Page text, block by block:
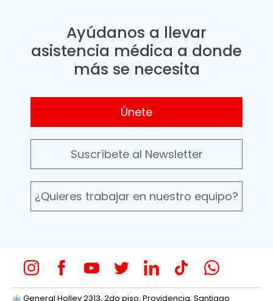
Ayúdanos a llevar
asistencia médica a donde
más se necesita
Únete
Suscríbete al Newsletter
¿Quieres trabajar en nuestro equipo?
General Holley 2313, 2do piso, Providencia, Santiago